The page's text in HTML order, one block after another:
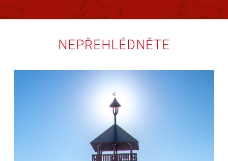
NEPŘEHLÉDNĚTE